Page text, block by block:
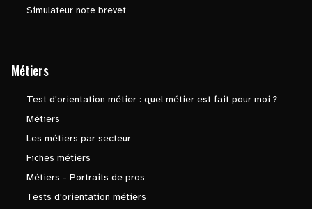
Simulateur note brevet
Métiers
Test d'orientation métier : quel métier est fait pour moi ?
Métiers
Les métiers par secteur
Fiches métiers
Métiers - Portraits de pros
Tests d'orientation métiers